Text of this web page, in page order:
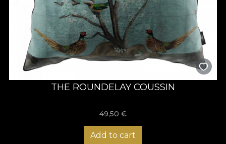
THE ROUNDELAY COUSSIN
49,50 €
Add to cart